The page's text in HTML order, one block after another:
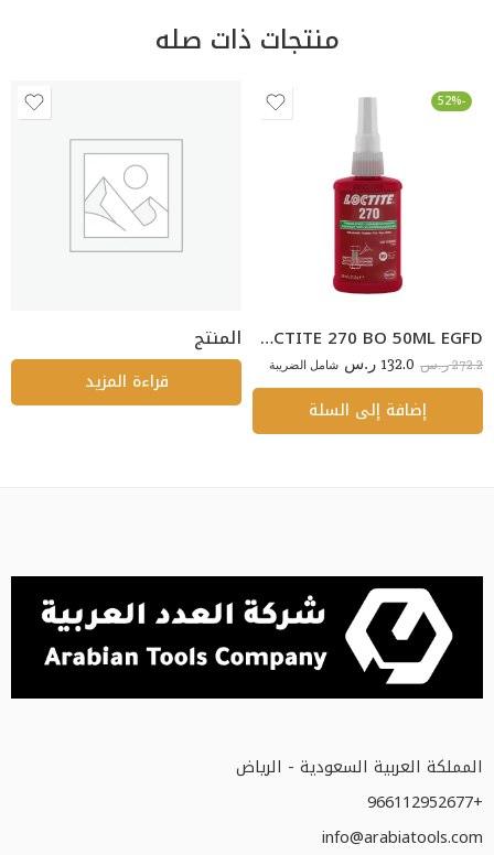
منتجات ذات صله
-52%
LOCTITE 270 BO 50ML EGFD
272.2 ر.س 132.0 ر.س شامل الضريبة
إضافة إلى السلة
المنتج
قراءة المزيد
المملكة العربية السعودية - الرياض
+966112952677
info@arabiatools.com